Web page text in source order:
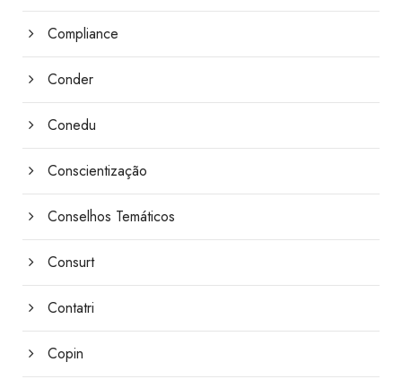
Compliance
Conder
Conedu
Conscientização
Conselhos Temáticos
Consurt
Contatri
Copin